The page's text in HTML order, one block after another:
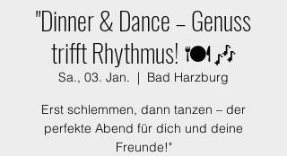
"Dinner & Dance – Genuss
trifft Rhythmus! 🍽️🎶
Sa., 03. Jan.
  |
Bad Harzburg
Erst schlemmen, dann tanzen – der
perfekte Abend für dich und deine
Freunde!"